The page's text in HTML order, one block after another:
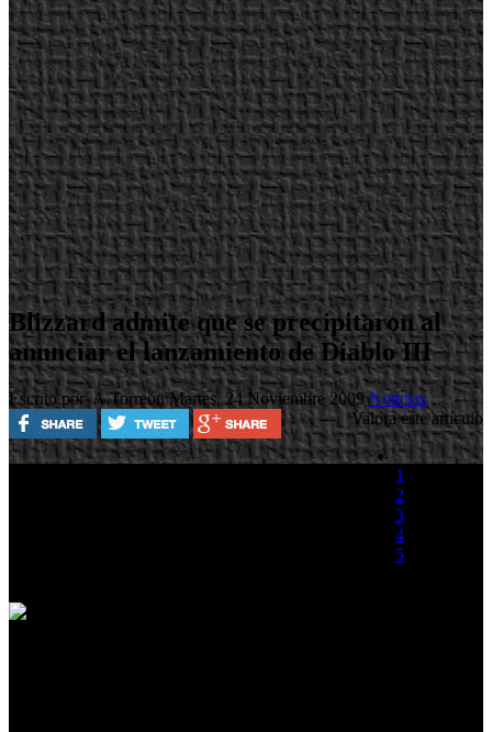
Blizzard admite que se precipitaron al
anunciar el lanzamiento de Diablo III
Escrito por A.TorreónMartes, 24 Noviembre 2009Noticias
Valora este artículo
1
2
3
4
5
Plataforma:PC